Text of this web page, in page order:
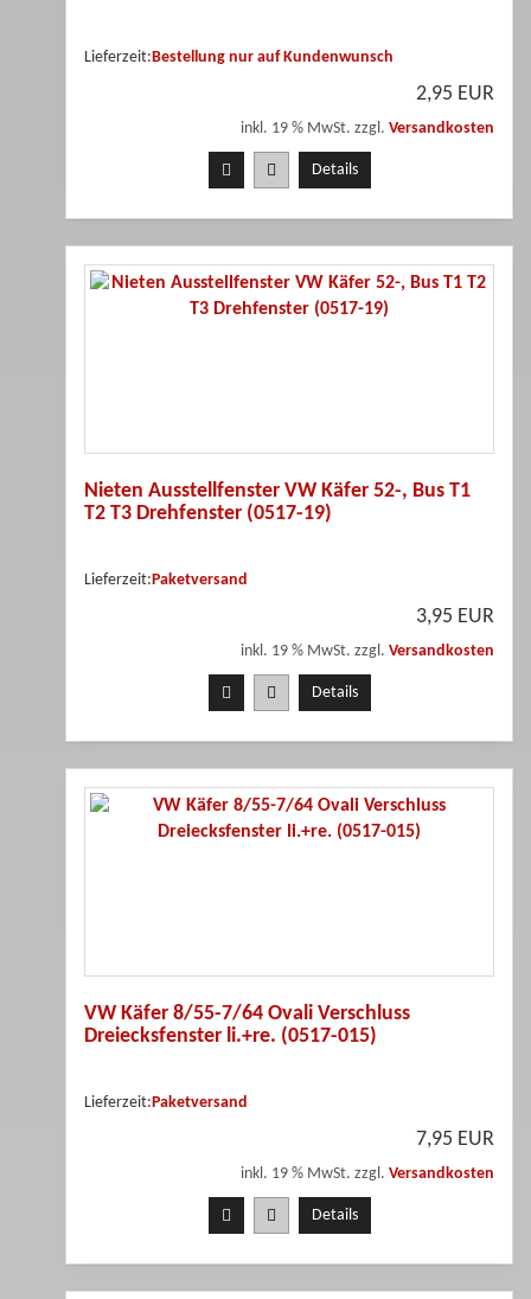
Lieferzeit: Bestellung nur auf Kundenwunsch
2,95 EUR
inkl. 19 % MwSt. zzgl. Versandkosten
Details
Nieten Ausstellfenster VW Käfer 52-, Bus T1
T2 T3 Drehfenster (0517-19)
Lieferzeit: Paketversand
3,95 EUR
inkl. 19 % MwSt. zzgl. Versandkosten
Details
VW Käfer 8/55-7/64 Ovali Verschluss
Dreiecksfenster li.+re. (0517-015)
Lieferzeit: Paketversand
7,95 EUR
inkl. 19 % MwSt. zzgl. Versandkosten
Details